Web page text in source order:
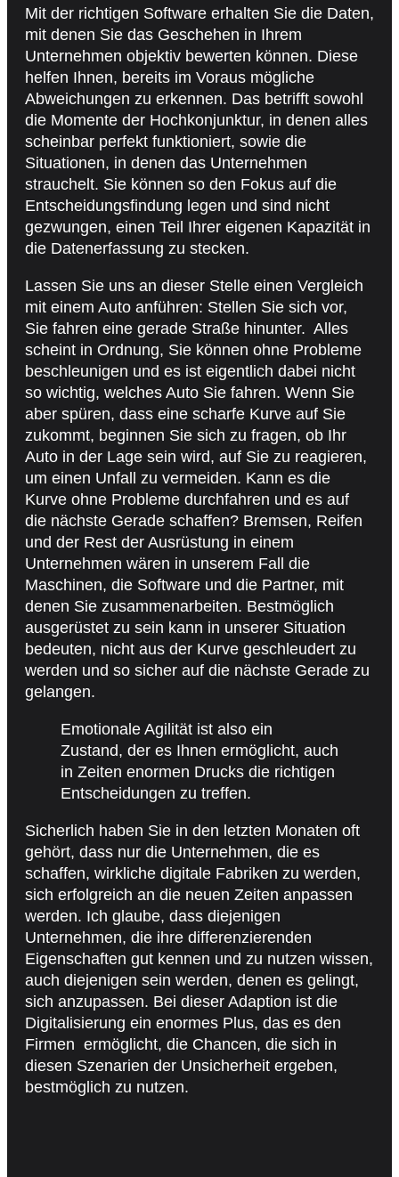
Mit der richtigen Software erhalten Sie die Daten,
mit denen Sie das Geschehen in Ihrem
Unternehmen objektiv bewerten können. Diese
helfen Ihnen, bereits im Voraus mögliche
Abweichungen zu erkennen. Das betrifft sowohl
die Momente der Hochkonjunktur, in denen alles
scheinbar perfekt funktioniert, sowie die
Situationen, in denen das Unternehmen
strauchelt. Sie können so den Fokus auf die
Entscheidungsfindung legen und sind nicht
gezwungen, einen Teil Ihrer eigenen Kapazität in
die Datenerfassung zu stecken.
Lassen Sie uns an dieser Stelle einen Vergleich
mit einem Auto anführen: Stellen Sie sich vor,
Sie fahren eine gerade Straße hinunter. Alles
scheint in Ordnung, Sie können ohne Probleme
beschleunigen und es ist eigentlich dabei nicht
so wichtig, welches Auto Sie fahren. Wenn Sie
aber spüren, dass eine scharfe Kurve auf Sie
zukommt, beginnen Sie sich zu fragen, ob Ihr
Auto in der Lage sein wird, auf Sie zu reagieren,
um einen Unfall zu vermeiden. Kann es die
Kurve ohne Probleme durchfahren und es auf
die nächste Gerade schaffen? Bremsen, Reifen
und der Rest der Ausrüstung in einem
Unternehmen wären in unserem Fall die
Maschinen, die Software und die Partner, mit
denen Sie zusammenarbeiten. Bestmöglich
ausgerüstet zu sein kann in unserer Situation
bedeuten, nicht aus der Kurve geschleudert zu
werden und so sicher auf die nächste Gerade zu
gelangen.
Emotionale Agilität ist also ein
Zustand, der es Ihnen ermöglicht, auch
in Zeiten enormen Drucks die richtigen
Entscheidungen zu treffen.
Sicherlich haben Sie in den letzten Monaten oft
gehört, dass nur die Unternehmen, die es
schaffen, wirkliche digitale Fabriken zu werden,
sich erfolgreich an die neuen Zeiten anpassen
werden. Ich glaube, dass diejenigen
Unternehmen, die ihre differenzierenden
Eigenschaften gut kennen und zu nutzen wissen,
auch diejenigen sein werden, denen es gelingt,
sich anzupassen. Bei dieser Adaption ist die
Digitalisierung ein enormes Plus, das es den
Firmen ermöglicht, die Chancen, die sich in
diesen Szenarien der Unsicherheit ergeben,
bestmöglich zu nutzen.